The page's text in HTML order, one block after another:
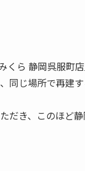
くら 静岡呉服町
同じ場所で再建
だき、このほど